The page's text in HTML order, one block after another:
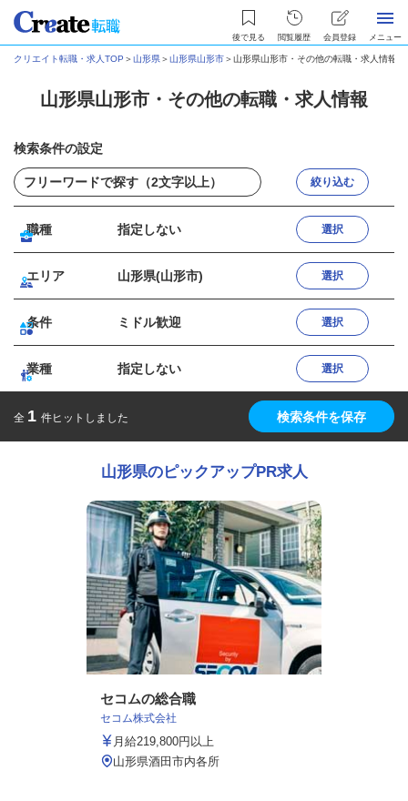
後で見る 閲覧履歴 会員登録 メニュー
クリエイト転職・求人TOP ＞山形県＞山形県山形市＞山形県山形市・その他の転職・求人情報
山形県山形市・その他の転職・求人情報
検索条件の設定
絞り込む
職種 指定しない 選択
エリア 山形県(山形市) 選択
条件 ミドル歓迎 選択
業種 指定しない 選択
全 1 件ヒットしました 検索条件を保存
山形県のピックアップPR求人
セコムの総合職
セコム株式会社
月給219,800円以上
山形県酒田市内各所